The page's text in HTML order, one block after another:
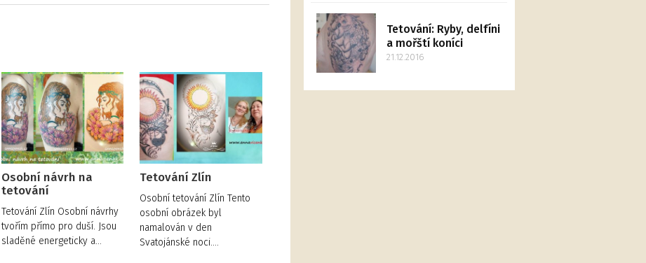
Osobní návrh na
tetování
Tetování Zlín Osobní návrhy
tvořím přímo pro duší. Jsou
sladěné energeticky a…
Tetování Zlín
Osobní tetování Zlín Tento
osobní obrázek byl
namalován v den
Svatojánské noci.…
Tetování: Ryby, delfíni
a mořští koníci
21.12.2016